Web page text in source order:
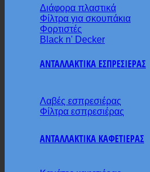
Διάφορα πλαστικά
Φίλτρα για σκουπάκια
Φορτιστές
Black n' Decker
ΑΝΤΑΛΛΑΚΤΙΚΑ ΕΣΠΡΕΣΙΕΡΑΣ
Λαβές εσπρεσιέρας
Φίλτρα εσπρεσιέρας
ΑΝΤΑΛΛΑΚΤΙΚΑ ΚΑΦΕΤΙΕΡΑΣ